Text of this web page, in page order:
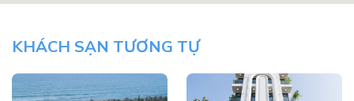
KHÁCH SẠN TƯƠNG TỰ